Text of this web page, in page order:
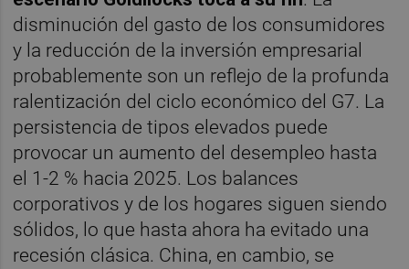
disminución del gasto de los consumidores
y la reducción de la inversión empresarial
probablemente son un reflejo de la profunda
ralentización del ciclo económico del G7. La
persistencia de tipos elevados puede
provocar un aumento del desempleo hasta
el 1-2 % hacia 2025. Los balances
corporativos y de los hogares siguen siendo
sólidos, lo que hasta ahora ha evitado una
recesión clásica. China, en cambio, se